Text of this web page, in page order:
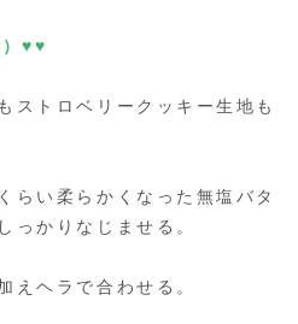
♥♥
ストロベリークッキー生地も
らい柔らかくなった無塩バタ
っかりなじませる。
えヘラで合わせる。